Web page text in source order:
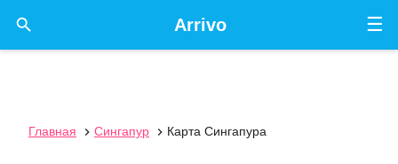
☰
Arrivo

Главная  Сингапур  Карта Сингапура